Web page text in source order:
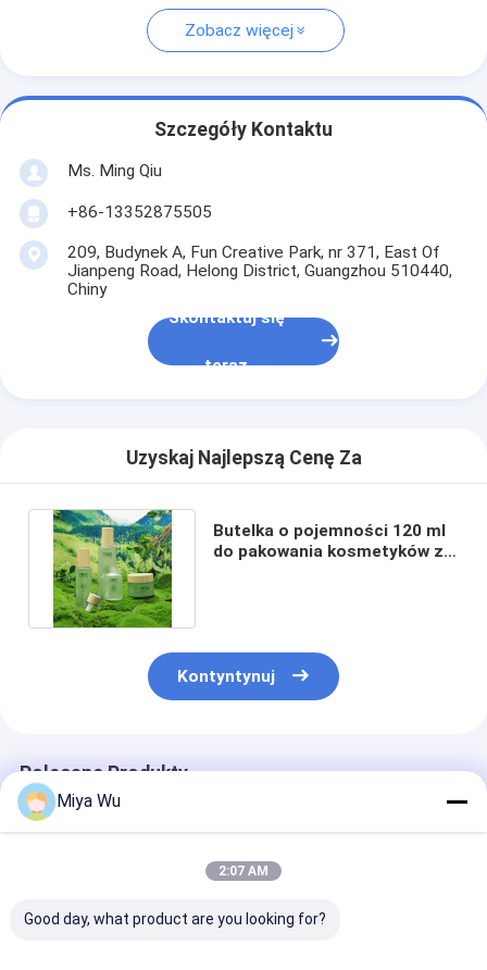
Zobacz więcej
Szczegóły Kontaktu
Ms. Ming Qiu
+86-13352875505
209, Budynek A, Fun Creative Park, nr 371, East Of
Jianpeng Road, Helong District, Guangzhou 510440,
Chiny
Skontaktuj się
teraz
Uzyskaj Najlepszą Cenę Za
Butelka o pojemności 120 ml
do pakowania kosmetyków z
Kontyntynuj
Polecane Produkty
Miya Wu
2:07 AM
Good day, what product are you looking for?